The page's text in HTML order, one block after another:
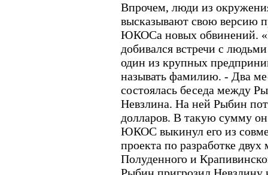
Впрочем, люди из
высказывают свою версию
ЮКОСа новых обвинений.
добивался встречи с
один из крупных
называть фамилию. - Два
состоялась беседа между
Невзлина. На ней Рыбин
долларов. В такую сумму
ЮКОС выкинул его из
проекта по разработке
Полуденного и